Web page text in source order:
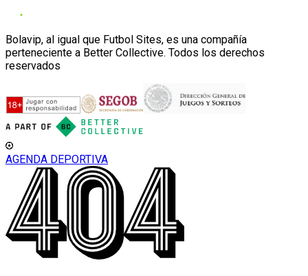
Bolavip, al igual que Futbol Sites, es una compañía
perteneciente a Better Collective. Todos los derechos
reservados
AGENDA DEPORTIVA